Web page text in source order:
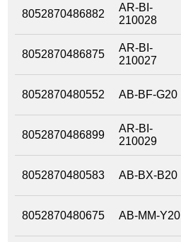
8052870486882
AR-BI-
210028
8052870486875
AR-BI-
210027
8052870480552 AB-BF-G20
8052870486899
AR-BI-
210029
8052870480583 AB-BX-B20
8052870480675 AB-MM-Y20